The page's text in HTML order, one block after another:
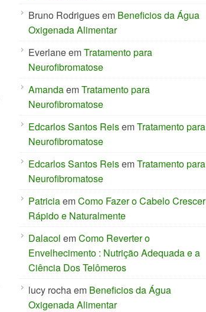
Bruno Rodriguesem Beneficios da Água
Oxigenada Alimentar
EverlaneemTratamento para
Neurofibromatose
AmandaemTratamento para
Neurofibromatose
Edcarlos Santos ReisemTratamento para
Neurofibromatose
Edcarlos Santos ReisemTratamento para
Neurofibromatose
PatriciaemComo Fazer o Cabelo Crescer
Rápido e Naturalmente
Dalacol emComo Reverter o
Envelhecimento : Nutrição Adequada e a
Ciência Dos Telômeros
lucy rochaem Beneficios da Água
Oxigenada Alimentar